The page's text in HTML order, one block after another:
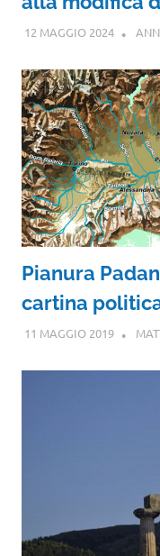
12 MAGGIO 2024
Pianura
cartina
11 MAGGIO 2019